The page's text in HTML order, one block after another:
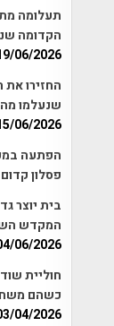
תעלומה
הקדומה
06/2026
החזירו את
שנעלמו
06/2026
הפתעה
פסלון קדום בן
בית יוצר
המקדש
06/2026
חוליית
כשהם
04/2026